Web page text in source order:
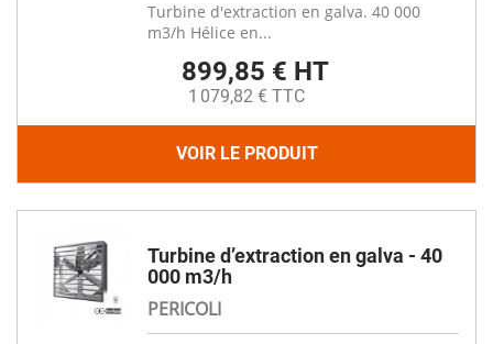
Turbine d'extraction en galva. 40 000
m3/h Hélice en...
899,85 € HT
1 079,82 € TTC
VOIR LE PRODUIT
Turbine d’extraction en galva - 40
000 m3/h
PERICOLI